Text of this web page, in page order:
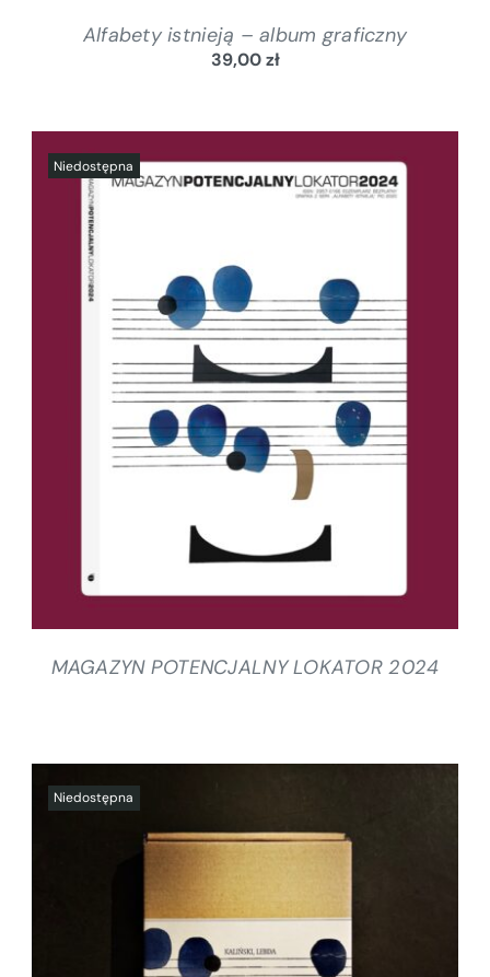
Alfabety istnieją – album graficzny
39,00zł
SZCZEGÓŁY
MAGAZYN POTENCJALNY LOKATOR 2024